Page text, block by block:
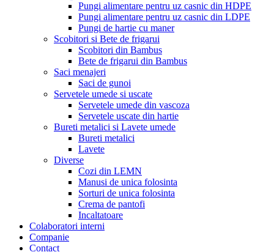
Pungi alimentare pentru uz casnic din HDPE
Pungi alimentare pentru uz casnic din LDPE
Pungi de hartie cu maner
Scobitori si Bete de frigarui
Scobitori din Bambus
Bete de frigarui din Bambus
Saci menajeri
Saci de gunoi
Servetele umede si uscate
Servetele umede din vascoza
Servetele uscate din hartie
Bureti metalici si Lavete umede
Bureti metalici
Lavete
Diverse
Cozi din LEMN
Manusi de unica folosinta
Sorturi de unica folosinta
Crema de pantofi
Incaltatoare
Colaboratori interni
Companie
Contact